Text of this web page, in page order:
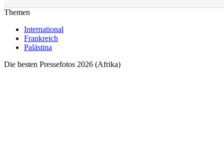
Themen
International
Frankreich
Palästina
Die besten Pressefotos 2026 (Afrika)